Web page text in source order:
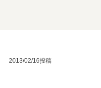
2013/02/16投稿